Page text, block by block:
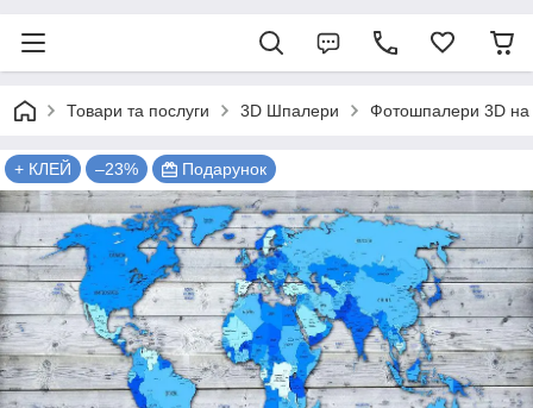
Товари та послуги 3D Шпалери Фотошпалери 3D на
+ КЛЕЙ –23% Подарунок